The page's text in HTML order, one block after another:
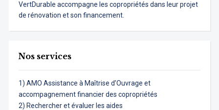
VertDurable accompagne les copropriétés dans leur projet
de rénovation et son financement.
Nos services
1) AMO Assistance à Maîtrise d’Ouvrage et
accompagnement financier des copropriétés
2) Rechercher et évaluer les aides